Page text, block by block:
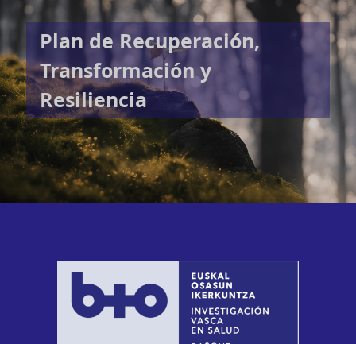
Plan de Recuperación,
Transformación y
Resiliencia